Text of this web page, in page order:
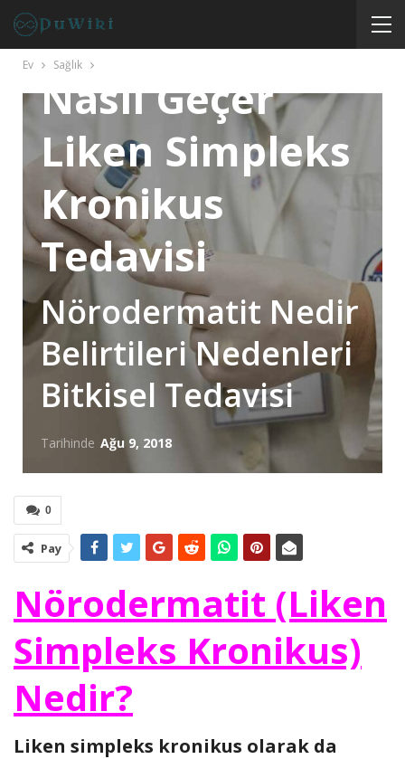
Ev Sağlık
Nörodermatit
Nasıl Geçer
Liken Simpleks
Kronikus
Tedavisi
Nörodermatit Nedir
Belirtileri Nedenleri
Bitkisel Tedavisi
Tarihinde Ağu 9, 2018
0
Pay
Nörodermatit (Liken
Simpleks Kronikus)
Nedir?
Liken simpleks kronikus olarak da